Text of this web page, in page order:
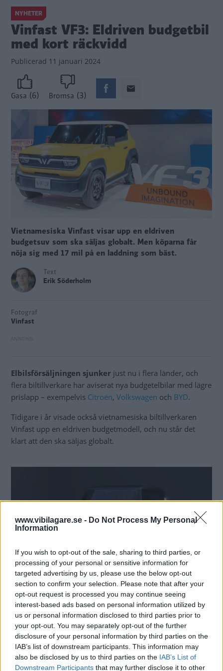
www.vibilagare.se - Do Not Process My Personal
Information
If you wish to opt-out of the sale, sharing to third parties, or
processing of your personal or sensitive information for
targeted advertising by us, please use the below opt-out
section to confirm your selection. Please note that after your
opt-out request is processed you may continue seeing
interest-based ads based on personal information utilized by
us or personal information disclosed to third parties prior to
your opt-out. You may separately opt-out of the further
disclosure of your personal information by third parties on the
IAB’s list of downstream participants. This information may
also be disclosed by us to third parties on the IAB’s List of
Downstream Participants that may further disclose it to other
NYHETER
Vinfast VF3: Eldriven budgetbil
med kort räckvidd
Publicerad 11 januari 2024
Gasa (6) Bromsa (3)
Vietnamesiska Vinfast visar upp en eldriven
budgetsuv som ska säljas globalt. Men köparna får
nöja sig med 17 mil på en laddning som bäst.
Text
Erik Söderholm
Fotograf
Vinfast
Elbilsförsäljningen sjunker just nu i flera länder, och
flera biltillverkare har aviserat nya budgetelbilar med lägre
prislapp – exempelvis Citroën, Volkswagen och BYD.
Tidigare i år visade också vietnamesiska biltillverkaren
Vinfast upp en eldriven budgetmodell, och nu står det
klart att den ska säljas globalt.